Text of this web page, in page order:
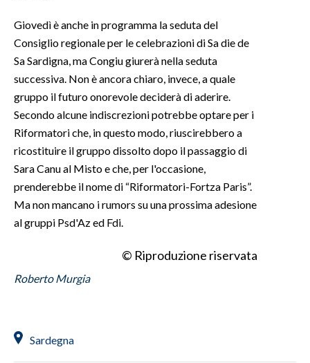
#CARAUNIONE
3 MINUTI CON
ABBONATI
ANNUNCI
NECROLOGI
PUBBLICITÀ
SPIAGGE
Giovedì è anche in programma la seduta del
Consiglio regionale per le celebrazioni di Sa die de
Sa Sardigna, ma Congiu giurerà nella seduta
successiva. Non è ancora chiaro, invece, a quale
gruppo il futuro onorevole deciderà di aderire.
Secondo alcune indiscrezioni potrebbe optare per i
Riformatori che, in questo modo, riuscirebbero a
ricostituire il gruppo dissolto dopo il passaggio di
Sara Canu al Misto e che, per l'occasione,
prenderebbe il nome di “Riformatori-Fortza Paris”.
Ma non mancano i rumors su una prossima adesione
al gruppi Psd'Az ed Fdi.
© Riproduzione riservata
Roberto Murgia
Sardegna